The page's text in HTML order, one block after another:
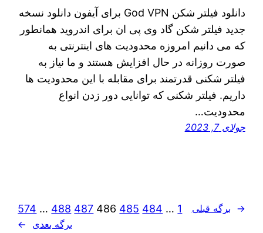
دانلود فیلتر شکن God VPN برای آیفون دانلود نسخه
جدید فیلتر شکن گاد وی پی ان برای اندروید همانطور
که می دانیم امروزه محدودیت های اینترنتی به
صورت روزانه در حال افزایش هستند و ما نیاز به
فیلتر شکنی قدرتمند برای مقابله با این محدودیت ‌ها
داریم. فیلتر شکنی که توانایی دور زدن انواع
محدودیت…
جولای 7, 2023
← برگه قبلی 1
…
484
485
486
487
488
…
574
برگه بعدی →